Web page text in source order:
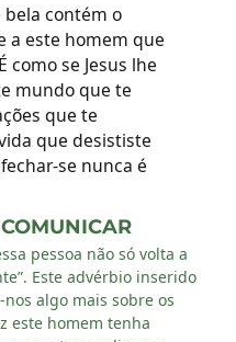
bela contém o
a este homem que
como se Jesus lhe
mundo que te
que te
que desististe
se nunca é
pessoa não só volta a
Este advérbio inserido
algo mais sobre os
este homem tenha